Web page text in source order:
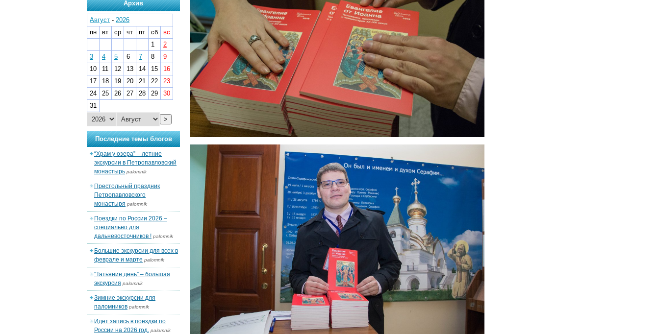
Архив
Август - 2026
пн
вт ср чт пт сб
вс
1
2
3
4 5 6 7 8
9
10
11 12 13 14 15
16
17
18 19 20 21 22
23
24
25 26 27 28 29
30
31
>
Последние темы блогов
“Храм у озера” – летние
экскурсии в Петропавловский
монастырь palomnik
Престольный праздник
Петропавловского
монастыря palomnik
Поездки по России 2026 –
специально для
дальневосточников ! palomnik
Большие экскурсии для всех в
феврале и марте palomnik
“Татьянин день” – большая
экскурсия palomnik
Зимние экскурсии для
паломников palomnik
Идет запись в поездки по
России на 2026 год. palomnik